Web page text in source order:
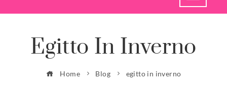
Egitto In Inverno
Home Blog egitto in inverno